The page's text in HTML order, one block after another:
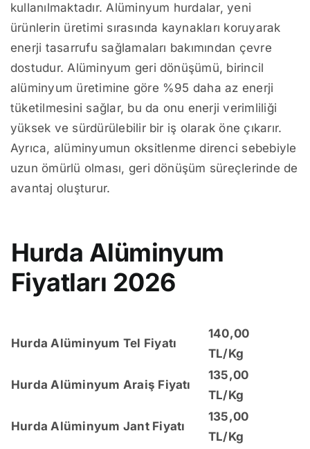
kullanılmaktadır. Alüminyum hurdalar, yeni
ürünlerin üretimi sırasında kaynakları koruyarak
enerji tasarrufu sağlamaları bakımından çevre
dostudur. Alüminyum geri dönüşümü, birincil
alüminyum üretimine göre %95 daha az enerji
tüketilmesini sağlar, bu da onu enerji verimliliği
yüksek ve sürdürülebilir bir iş olarak öne çıkarır.
Ayrıca, alüminyumun oksitlenme direnci sebebiyle
uzun ömürlü olması, geri dönüşüm süreçlerinde de
avantaj oluşturur.
Hurda Alüminyum
Fiyatları 2026
Hurda Alüminyum Tel Fiyatı
140,00
TL/Kg
Hurda Alüminyum Araiş Fiyatı
135,00
TL/Kg
Hurda Alüminyum Jant Fiyatı
135,00
TL/Kg